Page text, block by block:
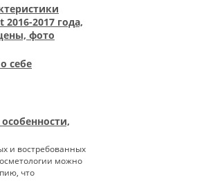
2016-2017 года,
фото
себе
и востребованных
можно
что